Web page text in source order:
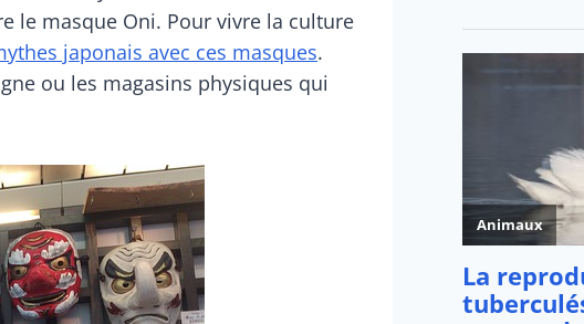
le masque Oni. Pour vivre la culture
japonais avec ces masques.
ou les magasins physiques qui